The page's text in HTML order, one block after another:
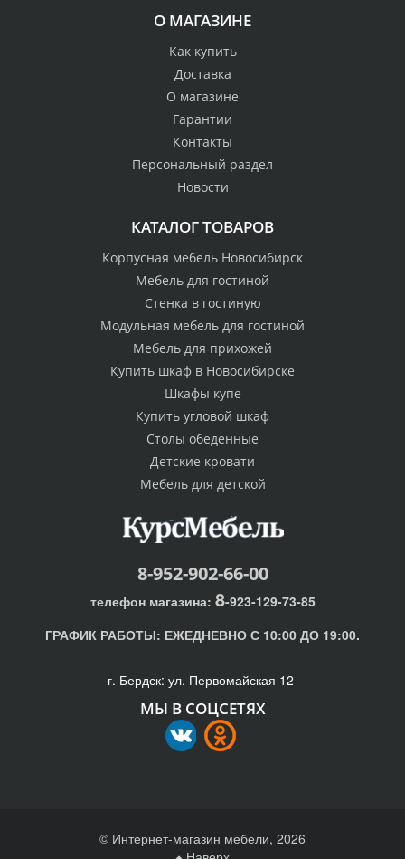
О МАГАЗИНЕ
Как купить
Доставка
О магазине
Гарантии
Контакты
Персональный раздел
Новости
КАТАЛОГ ТОВАРОВ
Корпусная мебель Новосибирск
Мебель для гостиной
Стенка в гостиную
Модульная мебель для гостиной
Мебель для прихожей
Купить шкаф в Новосибирске
Шкафы купе
Купить угловой шкаф
Столы обеденные
Детские кровати
Мебель для детской
8-952-902-66-00
телефон магазина: 8-923-129-73-85
ГРАФИК РАБОТЫ: ЕЖЕДНЕВНО С 10:00 ДО 19:00.
г. Бердск: ул. Первомайская 12
МЫ В СОЦСЕТЯХ
© Интернет-магазин мебели, 2026